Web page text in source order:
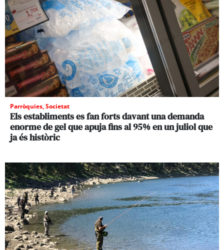
Parròquies,Societat
Els establiments es fan forts davant una demanda
enorme de gel que apuja fins al 95% en un juliol que
ja és històric